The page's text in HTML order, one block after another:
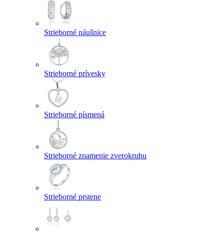
Strieborné náušnice
Strieborné prívesky
Strieborné písmená
Strieborné znamenie zverokruhu
Strieborné prstene